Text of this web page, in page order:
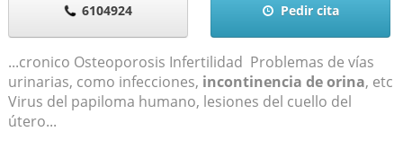
6104924 Pedir cita
...cronico Osteoporosis Infertilidad Problemas de vías
urinarias, como infecciones, incontinencia de orina, etc
Virus del papiloma humano, lesiones del cuello del
útero...